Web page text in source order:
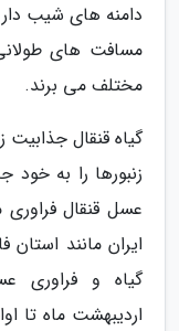
دامنه های شیب
مسافت های
مختلف می برند.
گیاه قنقال جذابیت
زنبورها را به
عسل قنقال
ایران مانند
گیاه و فراوری
اردیبهشت ماه تا